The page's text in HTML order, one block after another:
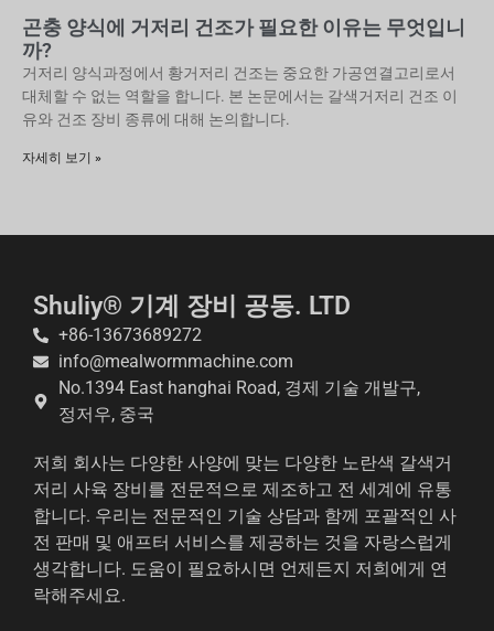
곤충 양식에 거저리 건조가 필요한 이유는 무엇입니
까?
거저리 양식과정에서 황거저리 건조는 중요한 가공연결고리로서
대체할 수 없는 역할을 합니다. 본 논문에서는 갈색거저리 건조 이
유와 건조 장비 종류에 대해 논의합니다.
자세히 보기 »
Shuliy® 기계 장비 공동. LTD
+86-13673689272
info@mealwormmachine.com
No.1394 East hanghai Road, 경제 기술 개발구,
정저우, 중국
저희 회사는 다양한 사양에 맞는 다양한 노란색 갈색거
저리 사육 장비를 전문적으로 제조하고 전 세계에 유통
합니다. 우리는 전문적인 기술 상담과 함께 포괄적인 사
전 판매 및 애프터 서비스를 제공하는 것을 자랑스럽게
생각합니다. 도움이 필요하시면 언제든지 저희에게 연
락해주세요.